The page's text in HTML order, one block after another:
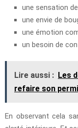
une sensation
une envie de
une émotion
un besoin de
Lire aussi : Les
refaire son
En observant cela